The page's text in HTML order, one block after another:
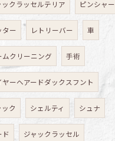
ックラッセルテリア ピンシャー
ター レトリーバー 車
ムクリーニング 手術
ヤーヘアードダックスフント
ック シェルティ シュナ
ド ジャックラッセル